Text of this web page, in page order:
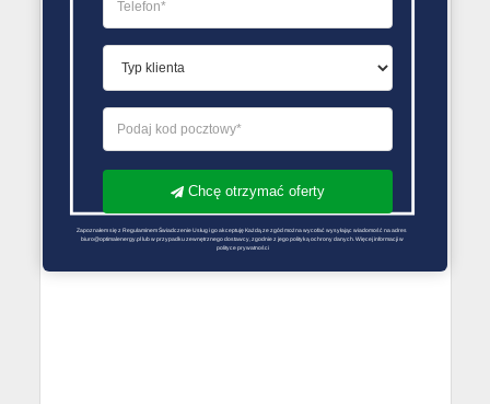
Chcę otrzymać oferty
Zapoznałem się z Regulaminem Świadczenie Usług i go akceptuję Każdą ze zgód można wycofać wysyłając wiadomość na adres
biuro@optimalenergy.pl lub w przypadku zewnętrznego dostawcy, zgodnie z jego polityką ochrony danych. Więcej informacji w
polityce prywatności